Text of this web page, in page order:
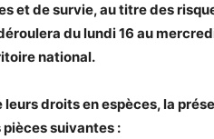
et de survie, au titre des
du lundi 16 au
national.
droits en espèces, la
suivantes :